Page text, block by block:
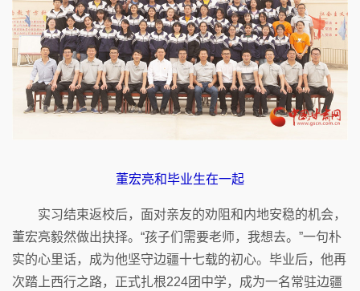
董宏亮和毕业生在一起
实习结束返校后，面对亲友的劝阻和内地安稳的机会，
董宏亮毅然做出抉择。“孩子们需要老师，我想去。”一句朴
实的心里话，成为他坚守边疆十七载的初心。毕业后，他再
次踏上西行之路，正式扎根224团中学，成为一名常驻边疆